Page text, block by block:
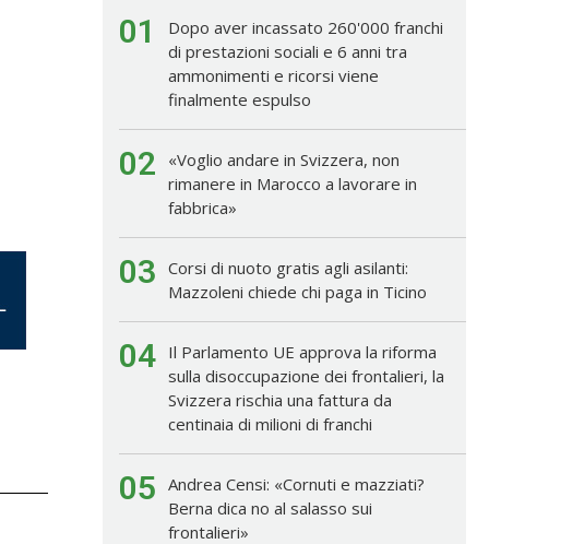
01
Dopo aver incassato 260'000 franchi
di prestazioni sociali e 6 anni tra
ammonimenti e ricorsi viene
finalmente espulso
02
«Voglio andare in Svizzera, non
rimanere in Marocco a lavorare in
fabbrica»
03 Corsi di nuoto gratis agli asilanti:
Mazzoleni chiede chi paga in Ticino
04
Il Parlamento UE approva la riforma
sulla disoccupazione dei frontalieri, la
Svizzera rischia una fattura da
centinaia di milioni di franchi
05 Andrea Censi: «Cornuti e mazziati?
Berna dica no al salasso sui
frontalieri»